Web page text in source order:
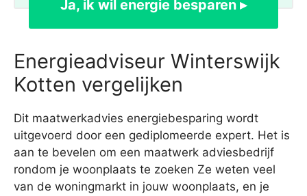
Ja, ik wil energie besparen ▸
Energieadviseur Winterswijk
Kotten vergelijken
Dit maatwerkadvies energiebesparing wordt
uitgevoerd door een gediplomeerde expert. Het is
aan te bevelen om een maatwerk adviesbedrijf
rondom je woonplaats te zoeken Ze weten veel
van de woningmarkt in jouw woonplaats, en je